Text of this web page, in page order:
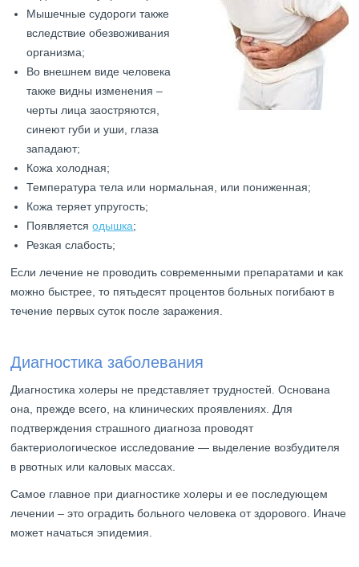
Мышечные судороги также
вследствие обезвоживания
организма;
Во внешнем виде человека
также видны изменения –
черты лица заостряются,
синеют губи и уши, глаза
западают;
Кожа холодная;
Температура тела или нормальная, или пониженная;
Кожа теряет упругость;
Появляетсяодышка;
Резкая слабость;
Если лечение не проводить современными препаратами и как
можно быстрее, то пятьдесят процентов больных погибают в
течение первых суток после заражения.
Диагностика заболевания
Диагностика холеры не представляет трудностей. Основана
она, прежде всего, на клинических проявлениях. Для
подтверждения страшного диагноза проводят
бактериологическое исследование — выделение возбудителя
в рвотных или каловых массах.
Самое главное при диагностике холеры и ее последующем
лечении – это оградить больного человека от здорового. Иначе
может начаться эпидемия.